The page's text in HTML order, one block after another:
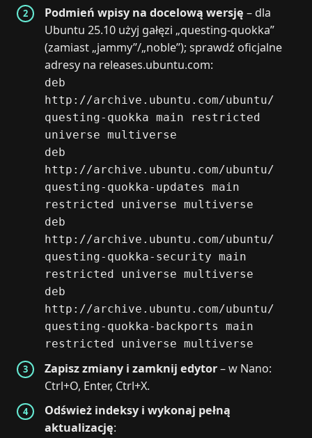
Podmień wpisy na docelową wersję – dla
Ubuntu 25.10 użyj gałęzi „questing-quokka”
(zamiast „jammy”/„noble”); sprawdź oficjalne
adresy na releases.ubuntu.com:
deb
http://archive.ubuntu.com/ubuntu/
questing-quokka main restricted
universe multiverse
deb
http://archive.ubuntu.com/ubuntu/
questing-quokka-updates main
restricted universe multiverse
deb
http://archive.ubuntu.com/ubuntu/
questing-quokka-security main
restricted universe multiverse
deb
http://archive.ubuntu.com/ubuntu/
questing-quokka-backports main
restricted universe multiverse
Zapisz zmiany i zamknij edytor– w Nano:
Ctrl+O, Enter, Ctrl+X.
Odśwież indeksy i wykonaj pełną
aktualizację: